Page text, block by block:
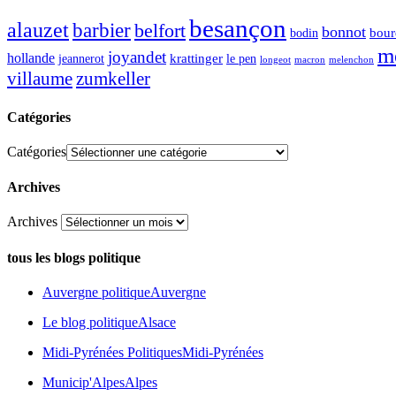
alauzetbarbierbelfortbesançon bodin bonnot
hollande jeannerot joyandet krattinger le pen longeot macron melenchon
villaumezumkeller
Catégories
Catégories
Archives
Archives
tous les blogs politique
Auvergne politiqueAuvergne
Le blog politiqueAlsace
Midi-Pyrénées PolitiquesMidi-Pyrénées
Municip'AlpesAlpes